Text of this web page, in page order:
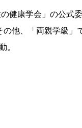
健康学会」の公式委
の他、「両親学級」
。